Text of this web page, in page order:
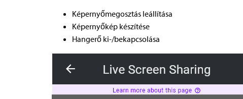
Képernyőmegosztás leállítása
Képernyőkép készítése
Hangerő ki-/bekapcsolása